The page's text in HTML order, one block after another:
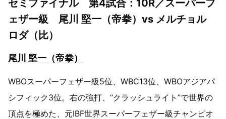
セミファイナル 第4試合：10R／スーパーフ
ェザー級 尾川 堅一（帝拳）vs メルチョル
ロダ（比）
尾川 堅一（帝拳）
WBOスーパーフェザー級5位、WBC13位、WBOアジアパ
シフィック3位。右の強打、“クラッシュライト”で世界の
頂点を極めた、元IBF世界スーパーフェザー級チャンピオ